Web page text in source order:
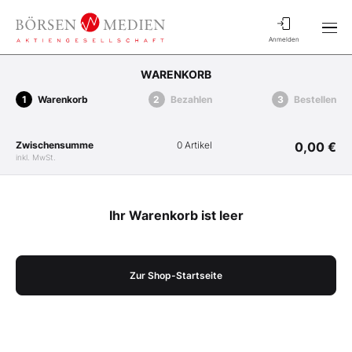
Anmelden
WARENKORB
Warenkorb Bezahlen Bestellen
Zwischensumme
inkl. MwSt.
0 Artikel 0,00 €
Ihr Warenkorb ist leer
Zur Shop-Startseite